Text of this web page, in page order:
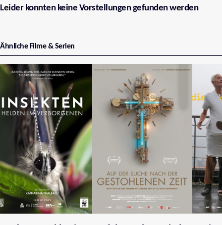
Leider konnten keine Vorstellungen gefunden werden
Ähnliche Filme & Serien